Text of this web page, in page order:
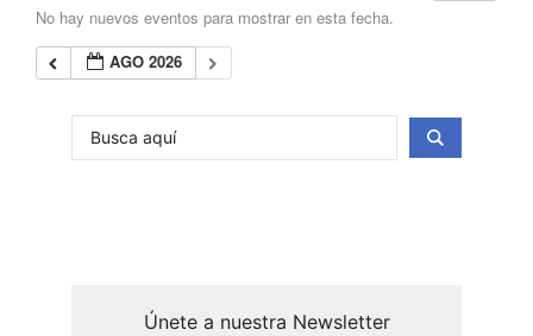
No hay nuevos eventos para mostrar en esta fecha.
AGO 2026
Únete a nuestra Newsletter